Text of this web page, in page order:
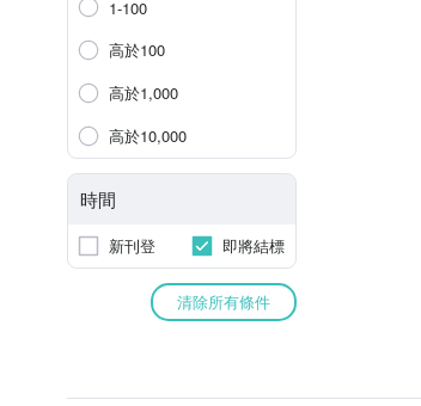
1-100
高於100
高於1,000
高於10,000
時間
新刊登 即將結標
清除所有條件